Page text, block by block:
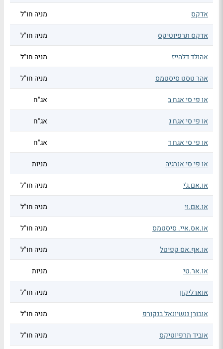
אדקס מניה חו"ל
אדקס תרפיוטיקס מניה חו"ל
אהולד דלהייז מניה חו"ל
אהר טסט סיסטמס מניה חו"ל
או פי סי אגח ב אג"ח
או פי סי אגח ג אג"ח
או פי סי אגח ד אג"ח
או פי סי אנרגיה מניות
או.אם.ג'י מניה חו"ל
או.אם.וי מניה חו"ל
או.אס.איי. סיסטמס מניה חו"ל
או.אף.אס קפיטל מניה חו"ל
או.אר.טי מניות
אוארליקון מניה חו"ל
אובורן ננשיונאל בנקורפ מניה חו"ל
אוביד תרפיוטיקס מניה חו"ל